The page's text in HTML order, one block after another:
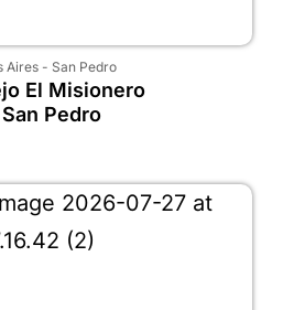
Aires- San Pedro
El Misionero
Pedro